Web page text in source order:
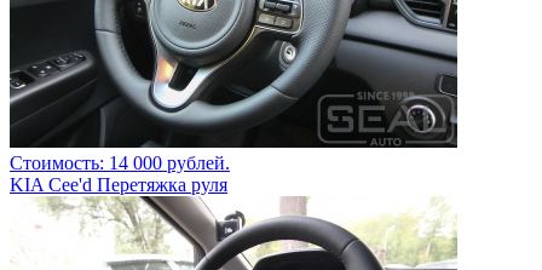
Стоимость: 14 000 рублей.
KIA Cee'd Перетяжка руля